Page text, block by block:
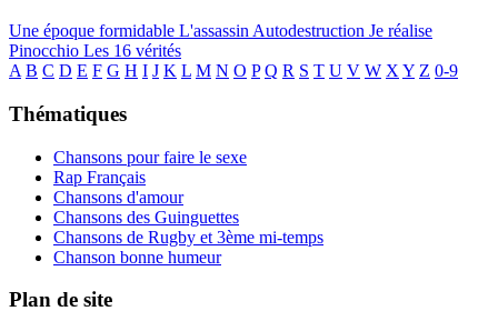
Une époque formidable L'assassin Autodestruction Je réalise
Pinocchio Les 16 vérités
A B C D E F G H I J K L M N O P Q R S T U V W X Y Z 0-9
Thématiques
Chansons pour faire le sexe
Rap Français
Chansons d'amour
Chansons des Guinguettes
Chansons de Rugby et 3ème mi-temps
Chanson bonne humeur
Plan de site